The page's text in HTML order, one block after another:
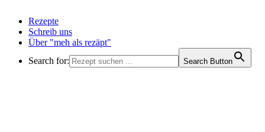
Rezepte
Schreib uns
Über "meh als rezäpt"
Search for:
Search Button